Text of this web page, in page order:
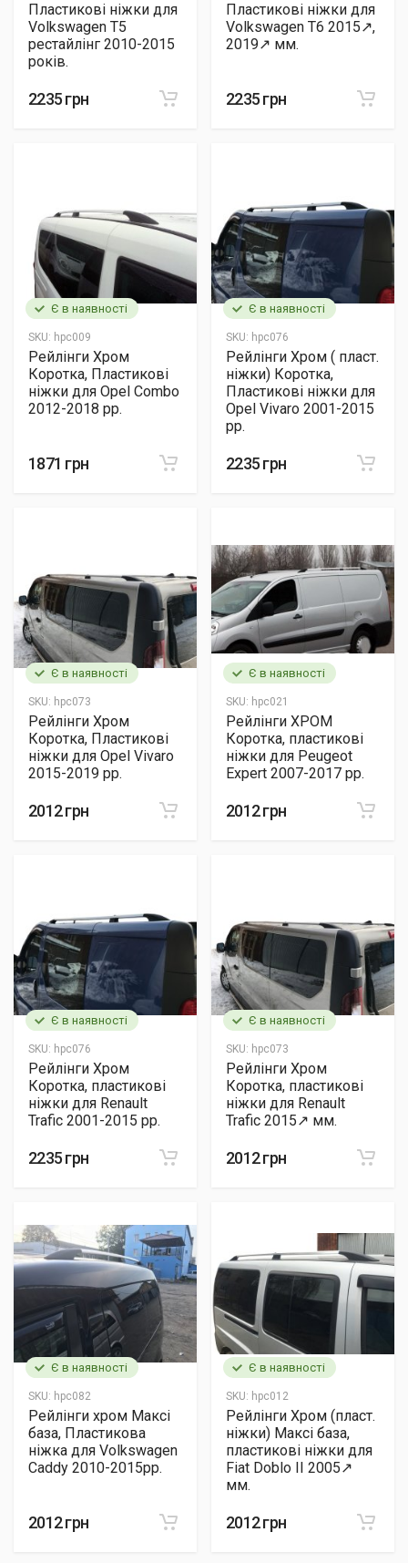
Пластикові ніжки для
Volkswagen T5
рестайлінг 2010-2015
років.
2235 грн
Пластикові ніжки для
Volkswagen T6 2015↗,
2019↗ мм.
2235 грн
Є в наявності
SKU: hpc009
Рейлінги Хром
Коротка, Пластикові
ніжки для Opel Combo
2012-2018 рр.
1871 грн
Є в наявності
SKU: hpc076
Рейлінги Хром ( пласт.
ніжки) Коротка,
Пластикові ніжки для
Opel Vivaro 2001-2015
рр.
2235 грн
Є в наявності
SKU: hpc073
Рейлінги Хром
Коротка, Пластикові
ніжки для Opel Vivaro
2015-2019 рр.
2012 грн
Є в наявності
SKU: hpc021
Рейлінги ХРОМ
Коротка, пластикові
ніжки для Peugeot
Expert 2007-2017 рр.
2012 грн
Є в наявності
SKU: hpc076
Рейлінги Хром
Коротка, пластикові
ніжки для Renault
Trafic 2001-2015 рр.
2235 грн
Є в наявності
SKU: hpc073
Рейлінги Хром
Коротка, пластикові
ніжки для Renault
Trafic 2015↗ мм.
2012 грн
Є в наявності
SKU: hpc082
Рейлінги хром Максі
база, Пластикова
ніжка для Volkswagen
Caddy 2010-2015рр.
2012 грн
Є в наявності
SKU: hpc012
Рейлінги Хром (пласт.
ніжки) Максі база,
пластикові ніжки для
Fiat Doblo II 2005↗
мм.
2012 грн